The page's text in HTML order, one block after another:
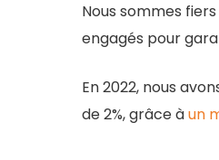
Nous sommes
engagés pour
En 2022, nous
de 2%, grâce àun